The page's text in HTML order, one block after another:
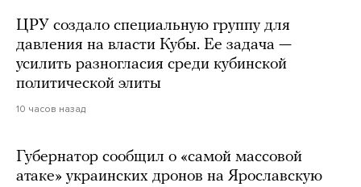
ЦРУ создало специальную группу для
давления на власти Кубы. Ее задача —
усилить разногласия среди кубинской
политической элиты
10 часов назад
Губернатор сообщил о «самой массовой
атаке» украинских дронов на Ярославскую